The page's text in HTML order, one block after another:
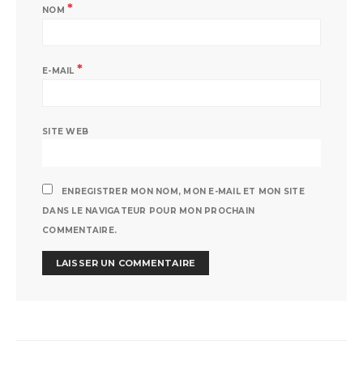
NOM *
E-MAIL *
SITE WEB
ENREGISTRER MON NOM, MON E-MAIL ET MON SITE
DANS LE NAVIGATEUR POUR MON PROCHAIN
COMMENTAIRE.